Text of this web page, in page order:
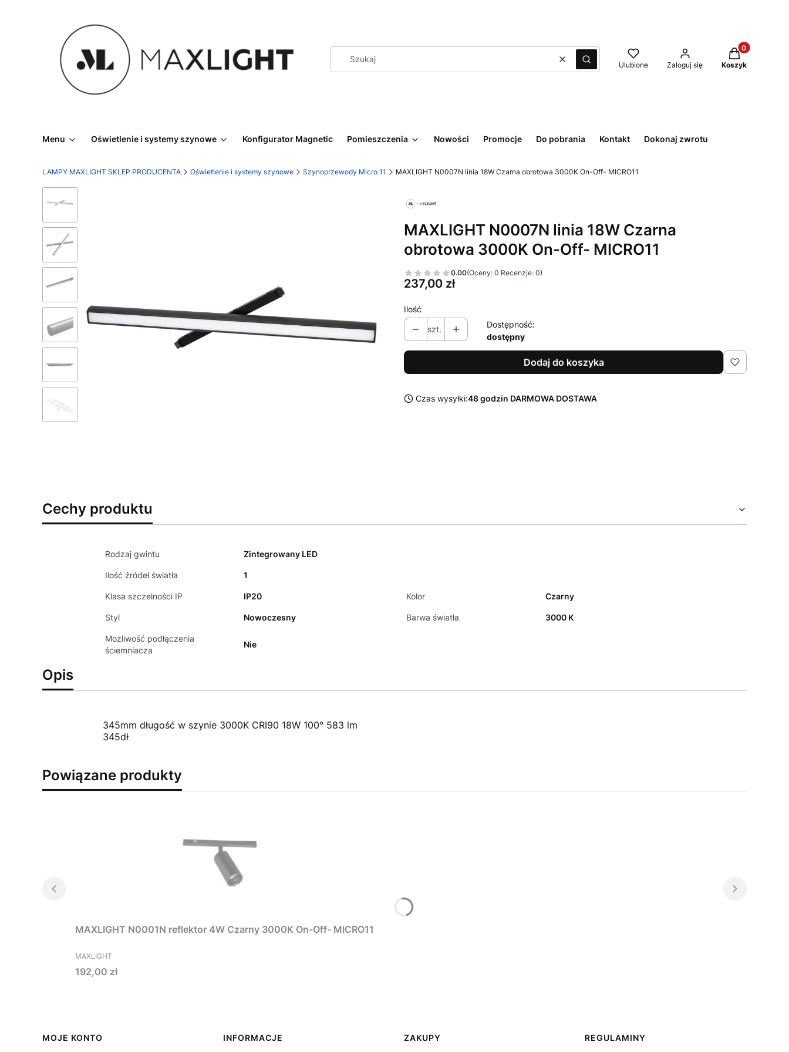
WyczyśćSzukaj Ulubione Zaloguj się
Produkty w
Koszyk
Menu Oświetlenie i systemy szynowe Konfigurator Magnetic Pomieszczenia Nowości Promocje Do pobrania Kontakt Dokonaj zwrotu
LAMPY MAXLIGHT SKLEP PRODUCENTA Oświetlenie i systemy szynowe Szynoprzewody Micro 11 MAXLIGHT N0007N linia 18W Czarna obrotowa 3000K On-Off- MICRO11
MAXLIGHT N0007N linia 18W Czarna
obrotowa 3000K On-Off- MICRO11
0.00(Oceny: 0 Recenzje: 0)
Cena
237,00 zł
Ilość
szt.
Dostępność:
dostępny
Dodaj do koszyka
Czas wysyłki:48 godzin DARMOWA DOSTAWA
Cechy produktu
Rodzaj gwintu Zintegrowany LED
Ilość źródeł światła 1
Klasa szczelności IP IP20 Kolor Czarny
Styl Nowoczesny Barwa światła 3000 K
Możliwość podłączenia
ściemniacza
Nie
Opis
345mm długość w szynie 3000K CRI90 18W 100° 583 lm
345dł
Powiązane produkty
MAXLIGHT N0001N reflektor 4W Czarny 3000K On-Off- MICRO11
PRODUCENT
MAXLIGHT
Cena
192,00 zł
Linki w stopce
MOJE KONTO INFORMACJE ZAKUPY REGULAMINY